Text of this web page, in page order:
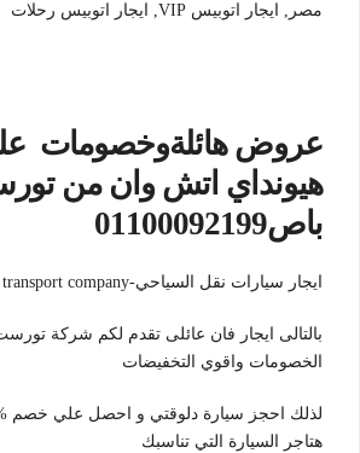
مصر, ايجار اتوبيس VIP, ايجار اتوبيس رحلات
عروض هائلةوخصومات
هيونداي اتش وان من
باص01100092199
ايجار سيارات نقل السياحي-Tourist transport company
بالتالى ايجار فان عائلى تقدم لكم شركة
الخصومات واقوي التخفيضات
هتاجر السيارة التي تناسبك